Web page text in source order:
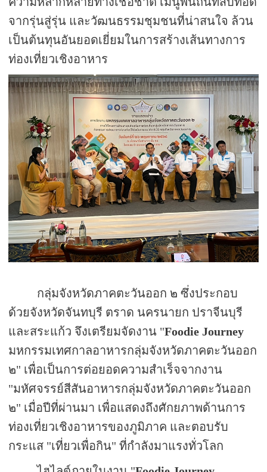
จากรุ่นสู่รุ่น และวัฒนธรรมชุมชนที่น่าสนใจ ล้วน
เป็นต้นทุนอันยอดเยี่ยมในการสร้างเส้นทางการ
ท่องเที่ยวเชิงอาหาร
กลุ่มจังหวัดภาคตะวันออก ๒ ซึ่งประกอบ
ด้วยจังหวัดจันทบุรี ตราด นครนายก ปราจีนบุรี
และสระแก้ว จึงเตรียมจัดงาน "Foodie Journey
มหกรรมเทศกาลอาหารกลุ่มจังหวัดภาคตะวันออก
๒" เพื่อเป็นการต่อยอดความสำเร็จจากงาน
"มหัศจรรย์สีสันอาหารกลุ่มจังหวัดภาคตะวันออก
๒" เมื่อปีที่ผ่านมา เพื่อแสดงถึงศักยภาพด้านการ
ท่องเที่ยวเชิงอาหารของภูมิภาค และตอบรับ
กระแส "เที่ยวเพื่อกิน" ที่กำลังมาแรงทั่วโลก